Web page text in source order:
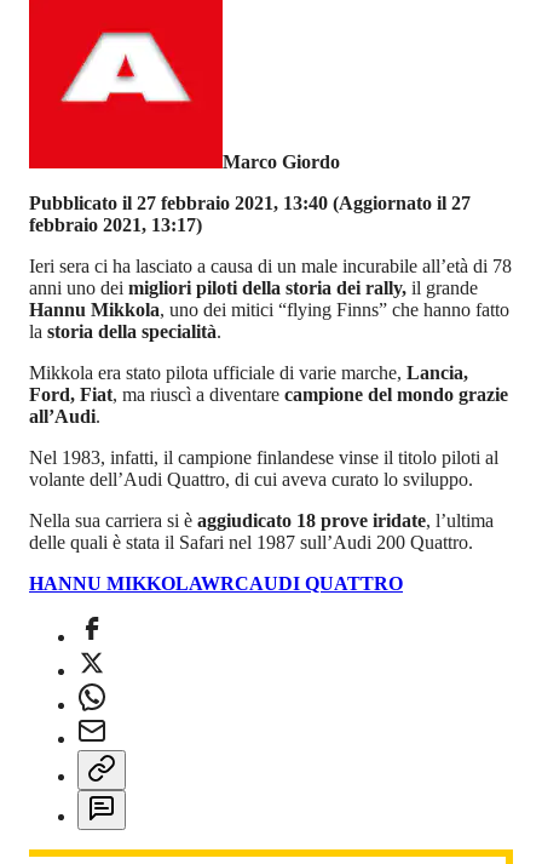
Marco Giordo
Pubblicato il 27 febbraio 2021, 13:40 (Aggiornato il 27
febbraio 2021, 13:17)
Ieri sera ci ha lasciato a causa di un male incurabile all’età di 78
anni uno dei migliori piloti della storia dei rally, il grande
Hannu Mikkola, uno dei mitici “flying Finns” che hanno fatto
la storia della specialità.
Mikkola era stato pilota ufficiale di varie marche, Lancia,
Ford, Fiat, ma riuscì a diventare campione del mondo grazie
all’Audi.
Nel 1983, infatti, il campione finlandese vinse il titolo piloti al
volante dell’Audi Quattro, di cui aveva curato lo sviluppo.
Nella sua carriera si è aggiudicato 18 prove iridate, l’ultima
delle quali è stata il Safari nel 1987 sull’Audi 200 Quattro.
HANNU MIKKOLAWRCAUDI QUATTRO